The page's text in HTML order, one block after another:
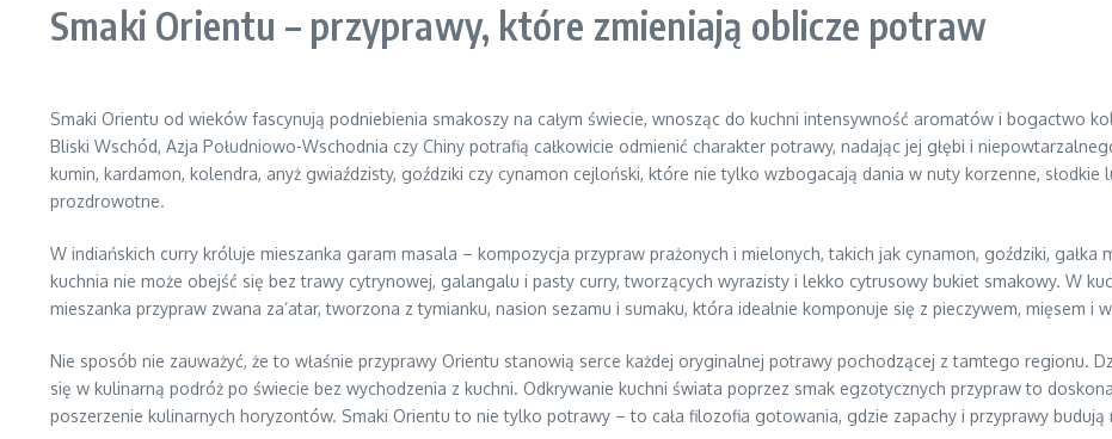
Smaki Orientu – przyprawy, które zmieniają oblicze potraw
Smaki Orientu od wieków fascynują podniebienia smakoszy na całym świecie, wnosząc do kuchni intensywność aromatów i bogactwo
Bliski Wschód, Azja Południowo-Wschodnia czy Chiny potrafią całkowicie odmienić charakter potrawy, nadając jej głębi i
kumin, kardamon, kolendra, anyż gwiaździsty, goździki czy cynamon cejloński, które nie tylko wzbogacają dania w nuty korzenne, słodkie
prozdrowotne.
W indiańskich curry króluje mieszanka garam masala – kompozycja przypraw prażonych i mielonych, takich jak cynamon, goździki, gałka
kuchnia nie może obejść się bez trawy cytrynowej, galangalu i pasty curry, tworzących wyrazisty i lekko cytrusowy bukiet smakowy. W
mieszanka przypraw zwana za’atar, tworzona z tymianku, nasion sezamu i sumaku, która idealnie komponuje się z pieczywem, mięsem i
Nie sposób nie zauważyć, że to właśnie przyprawy Orientu stanowią serce każdej oryginalnej potrawy pochodzącej z tamtego regionu.
się w kulinarną podróż po świecie bez wychodzenia z kuchni. Odkrywanie kuchni świata poprzez smak egzotycznych przypraw to
poszerzenie kulinarnych horyzontów. Smaki Orientu to nie tylko potrawy – to cała filozofia gotowania, gdzie zapachy i przyprawy budują